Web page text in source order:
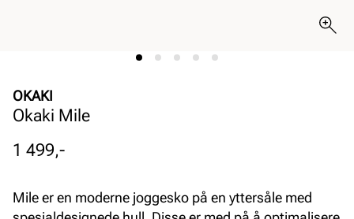
OKAKI
Okaki Mile
Pris
1 499,-
Mile er en moderne joggesko på en yttersåle med